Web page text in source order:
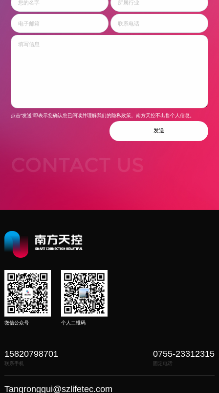
点击“发送”即表示您确认您已阅读并理解我们的隐私政策。南方天控不出售个人信息。
发送
CONTACT US
微信公众号 个人二维码
15820798701
联系手机
0755-23312315
固定电话
Tangronggui@szlifetec.com